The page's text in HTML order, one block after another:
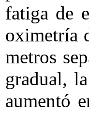
fatiga de
oximetría
metros
gradual,
aumentó